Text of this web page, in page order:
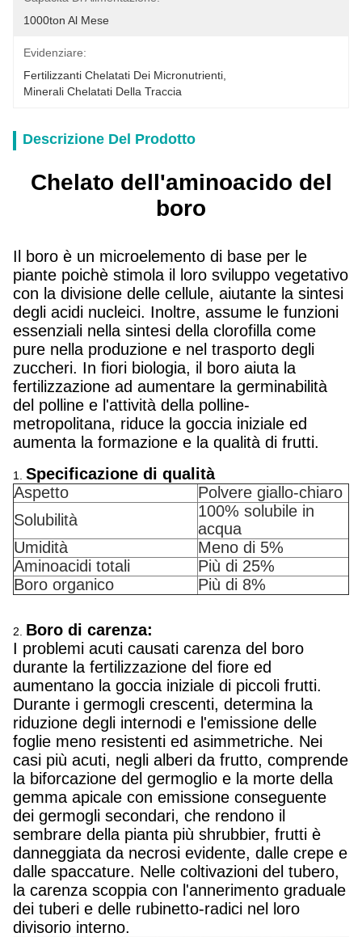
1000ton Al Mese
Evidenziare:
Fertilizzanti Chelatati Dei Micronutrienti
Minerali Chelatati Della Traccia
Descrizione Del Prodotto
Chelato dell'aminoacido del
boro
Il boro è un microelemento di base per le
piante poichè stimola il loro sviluppo vegetativo
con la divisione delle cellule, aiutante la sintesi
degli acidi nucleici. Inoltre, assume le funzioni
essenziali nella sintesi della clorofilla come
pure nella produzione e nel trasporto degli
zuccheri. In fiori biologia, il boro aiuta la
fertilizzazione ad aumentare la germinabilità
del polline e l'attività della polline-
metropolitana, riduce la goccia iniziale ed
aumenta la formazione e la qualità di frutti.
1. Specificazione di qualità
Aspetto
Polvere giallo-chiaro
Solubilità
100% solubile in
acqua
Umidità
Meno di 5%
Aminoacidi totali
Più di 25%
Boro organico
Più di 8%
2. Boro di carenza:
I problemi acuti causati carenza del boro
durante la fertilizzazione del fiore ed
aumentano la goccia iniziale di piccoli frutti.
Durante i germogli crescenti, determina la
riduzione degli internodi e l'emissione delle
foglie meno resistenti ed asimmetriche. Nei
casi più acuti, negli alberi da frutto, comprende
la biforcazione del germoglio e la morte della
gemma apicale con emissione conseguente
dei germogli secondari, che rendono il
sembrare della pianta più shrubbier, frutti è
danneggiata da necrosi evidente, dalle crepe e
dalle spaccature. Nelle coltivazioni del tubero,
la carenza scoppia con l'annerimento graduale
dei tuberi e delle rubinetto-radici nel loro
divisorio interno.